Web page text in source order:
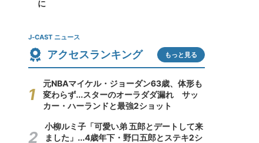
に
J-CAST ニュース
アクセスランキング もっと見る
元NBAマイケル・ジョーダン63歳、体形も
変わらず...スターのオーラダダ漏れ サッ
カー・ハーランドと最強2ショット
小柳ルミ子「可愛い弟 五郎とデートして来
ました」...4歳年下・野口五郎とステキ2シ